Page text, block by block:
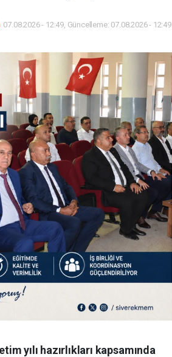
07.08.2026 - 12:49, Güncelleme: 07.08.2026 - 12:49
yılı hazırlıkları kapsamında